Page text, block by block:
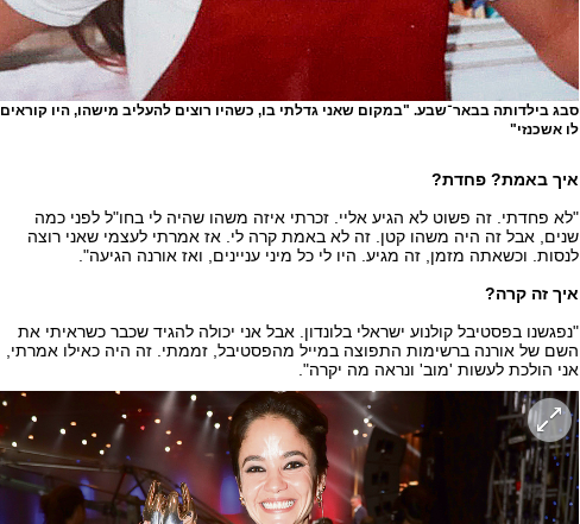
סבג בילדותה בבאר־שבע. "במקום שאני גדלתי בו, כשהיו רוצים להעליב מישהו, היו קוראים
לו אשכנזי"
איך באמת? פחדת?
"לא פחדתי. זה פשוט לא הגיע אליי. זכרתי איזה משהו שהיה לי בחו"ל לפני כמה
שנים, אבל זה היה משהו קטן. זה לא באמת קרה לי. אז אמרתי לעצמי שאני רוצה
לנסות. וכשאתה מזמן, זה מגיע. היו לי כל מיני עניינים, ואז אורנה הגיעה".
איך זה קרה?
"נפגשנו בפסטיבל קולנוע ישראלי בלונדון. אבל אני יכולה להגיד שכבר כשראיתי את
השם של אורנה ברשימות התפוצה במייל מהפסטיבל, זממתי. זה היה כאילו אמרתי,
אני הולכת לעשות 'מוב' ונראה מה יקרה".